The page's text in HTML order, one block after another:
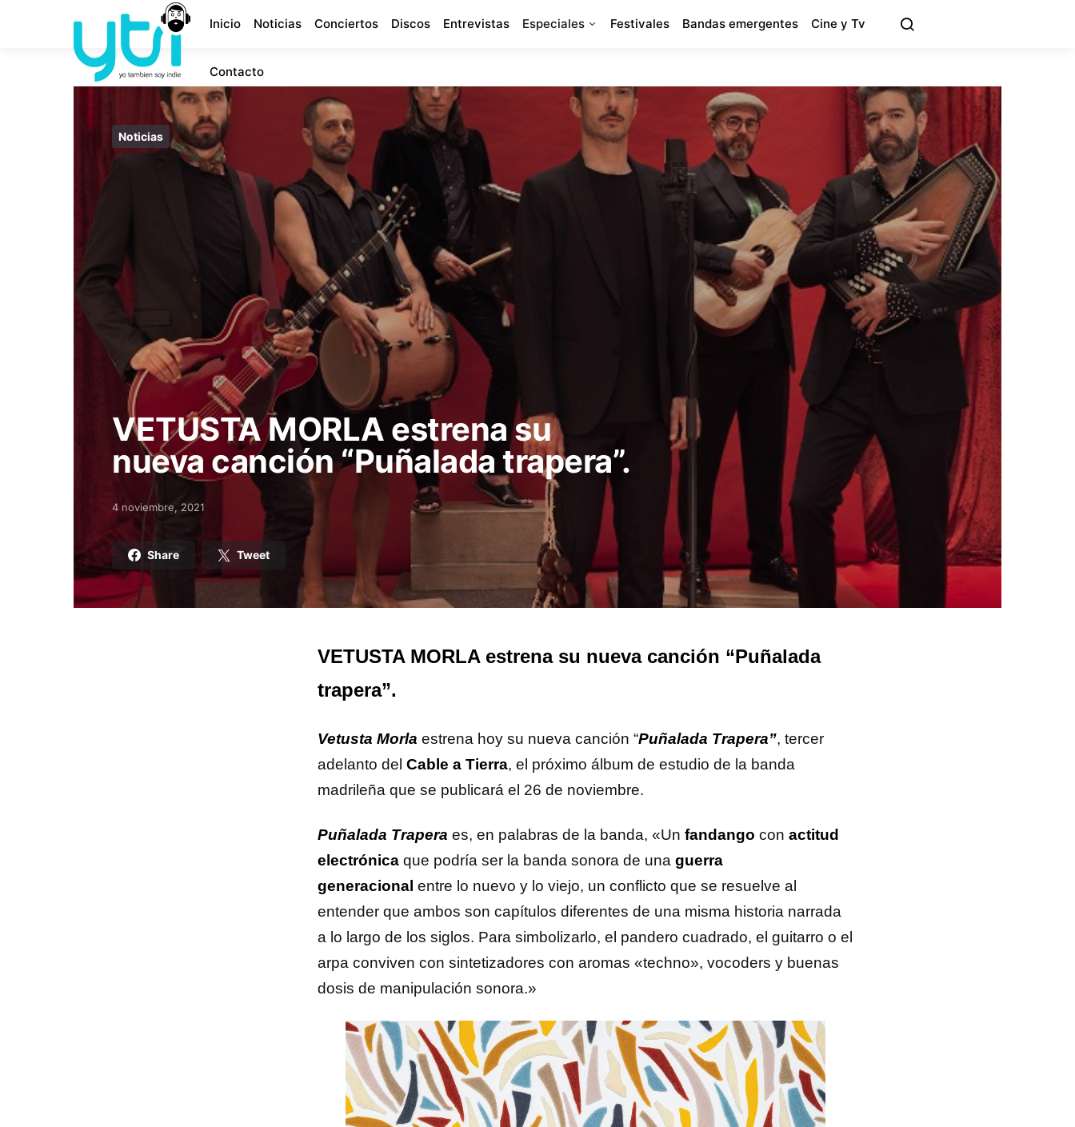
Inicio Noticias Conciertos Discos Entrevistas Especiales Festivales Bandas emergentes Cine y Tv
Contacto
Noticias
VETUSTA MORLA estrena su
nueva canción “Puñalada trapera”.
Posted on
4 noviembre, 2021
Share Tweet
VETUSTA MORLA estrena su nueva canción “Puñalada
trapera”.
Vetusta Morla estrena hoy su nueva canción “Puñalada Trapera”, tercer
adelanto del Cable a Tierra, el próximo álbum de estudio de la banda
madrileña que se publicará el 26 de noviembre.
Puñalada Trapera es, en palabras de la banda, «Un fandango con actitud
electrónica que podría ser la banda sonora de una guerra
generacional entre lo nuevo y lo viejo, un conflicto que se resuelve al
entender que ambos son capítulos diferentes de una misma historia narrada
a lo largo de los siglos. Para simbolizarlo, el pandero cuadrado, el guitarro o el
arpa conviven con sintetizadores con aromas «techno», vocoders y buenas
dosis de manipulación sonora.»